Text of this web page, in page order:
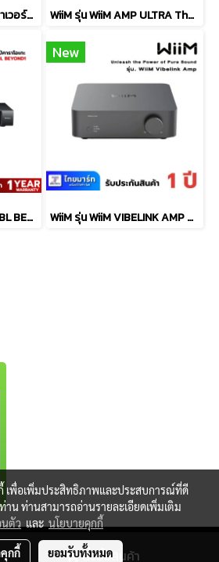
สั่งซื้อสินค้า
Sherman APM-006 เพาเวอร์มิกเซอร์ 1000 วัตต์ 6CH WiiM รุ่น WiiM AMP ULTRA The Power Hub for Your Music
แอมป์คาราโอเกะ 180W JBL BEYOND1
New
WiiM รุ่น WiiM VIBELINK AMP Unleash the Power of Pure Sound
www.thaimartonline.com
เพื่อเพิ่มประสิทธิภาพและประสบการณ์ที่ดี
าน ท่านสามารถอ่านรายละเอียดเพิ่มเติม
ตัว และ นโยบายคุกกี้
กกี้ ยอมรับทั้งหมด